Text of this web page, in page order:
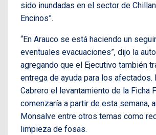
sido inundadas en el sector de
Encinos”.
“En Arauco se está haciendo un
eventuales evacuaciones”, dijo la
agregando que el Ejecutivo también
entrega de ayuda para los afectados.
Cabrero el levantamiento de la Ficha
comenzaría a partir de esta semana,
Monsalve entre otros temas como
limpieza de fosas.